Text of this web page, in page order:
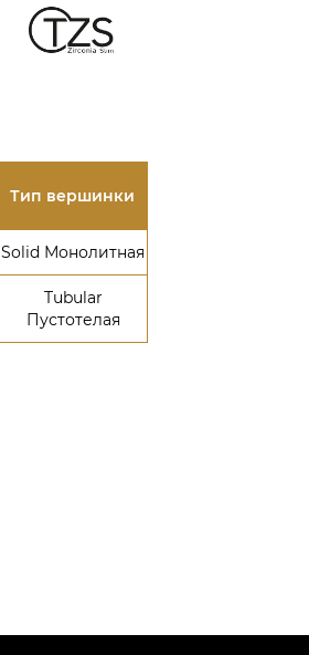
Тип вершинки
Solid Монолитная
Tubular
Пустотелая